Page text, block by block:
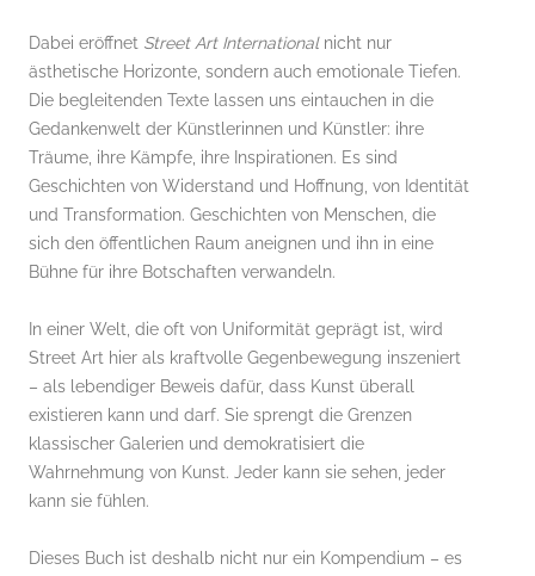
Dabei eröffnet Street Art Internationalnicht nur
ästhetische Horizonte, sondern auch emotionale Tiefen.
Die begleitenden Texte lassen uns eintauchen in die
Gedankenwelt der Künstlerinnen und Künstler: ihre
Träume, ihre Kämpfe, ihre Inspirationen. Es sind
Geschichten von Widerstand und Hoffnung, von Identität
und Transformation. Geschichten von Menschen, die
sich den öffentlichen Raum aneignen und ihn in eine
Bühne für ihre Botschaften verwandeln.
In einer Welt, die oft von Uniformität geprägt ist, wird
Street Art hier als kraftvolle Gegenbewegung inszeniert
– als lebendiger Beweis dafür, dass Kunst überall
existieren kann und darf. Sie sprengt die Grenzen
klassischer Galerien und demokratisiert die
Wahrnehmung von Kunst. Jeder kann sie sehen, jeder
kann sie fühlen.
Dieses Buch ist deshalb nicht nur ein Kompendium – es